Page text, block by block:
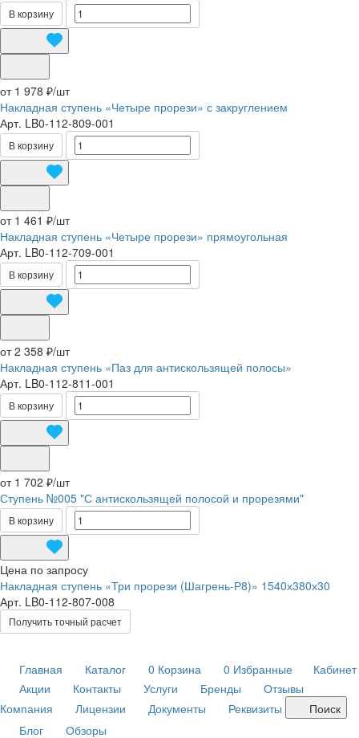
В корзину
от 1 978 ₽/шт
Накладная ступень «Четыре прорези» с закруглением
Арт. LB0-112-809-001
В корзину
от 1 461 ₽/шт
Накладная ступень «Четыре прорези» прямоугольная
Арт. LB0-112-709-001
В корзину
от 2 358 ₽/шт
Накладная ступень «Паз для антискользящей полосы»
Арт. LB0-112-811-001
В корзину
от 1 702 ₽/шт
Ступень №005 "С антискользящей полосой и прорезями"
В корзину
Цена по запросу
Накладная ступень «Три прорези (Шагрень-Р8)» 1540х380х30
Арт. LB0-112-807-008
Получить точный расчет
Главная Каталог 0 Корзина 0 Избранные
Кабинет
Акции
Контакты Услуги Бренды
Отзывы
Компания
Лицензии Документы Реквизиты
Поиск
Блог
Обзоры